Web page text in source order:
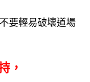
，